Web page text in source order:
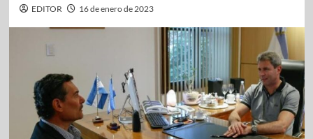
EDITOR 16 de enero de 2023